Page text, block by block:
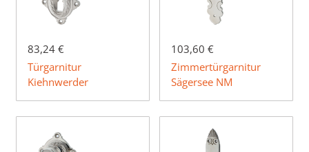
83,24 €
Türgarnitur
Kiehnwerder
103,60 €
Zimmertürgarnitur
Sägersee NM